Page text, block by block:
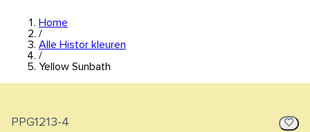
Home
/
Alle Histor kleuren
/
Yellow Sunbath
PPG1213-4